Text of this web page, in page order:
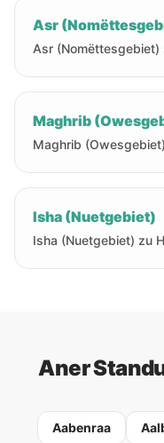
Asr
Asr (Nomëttesgebiet)
Maghrib
Maghrib
Isha (Nuetgebiet)
Isha (Nuetgebiet) zu
Aner
Aabenraa